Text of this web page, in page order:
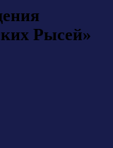
Рысей»